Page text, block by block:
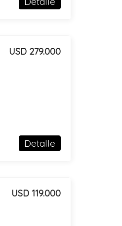
USD 279.000
Detalle
USD 119.000